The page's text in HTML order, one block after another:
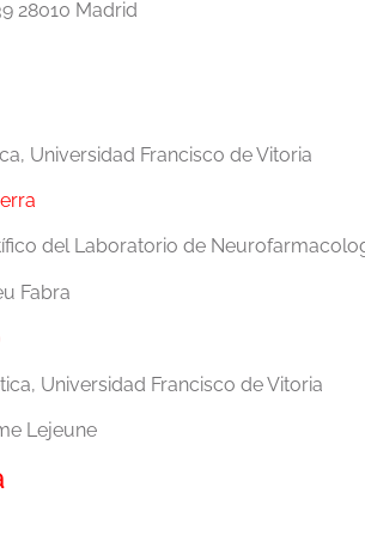
28010 Madrid
Universidad Francisco de Vitoria
del Laboratorio de
Fabra
Universidad Francisco de Vitoria
Lejeune